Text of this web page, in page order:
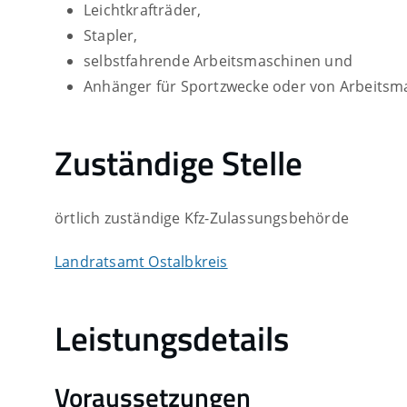
Leichtkrafträder,
Stapler,
selbstfahrende Arbeitsmaschinen und
Anhänger für Sportzwecke oder von
Zuständige Stelle
örtlich zuständige Kfz-Zulassungsbehörde
Landratsamt Ostalbkreis
Leistungsdetails
Voraussetzungen